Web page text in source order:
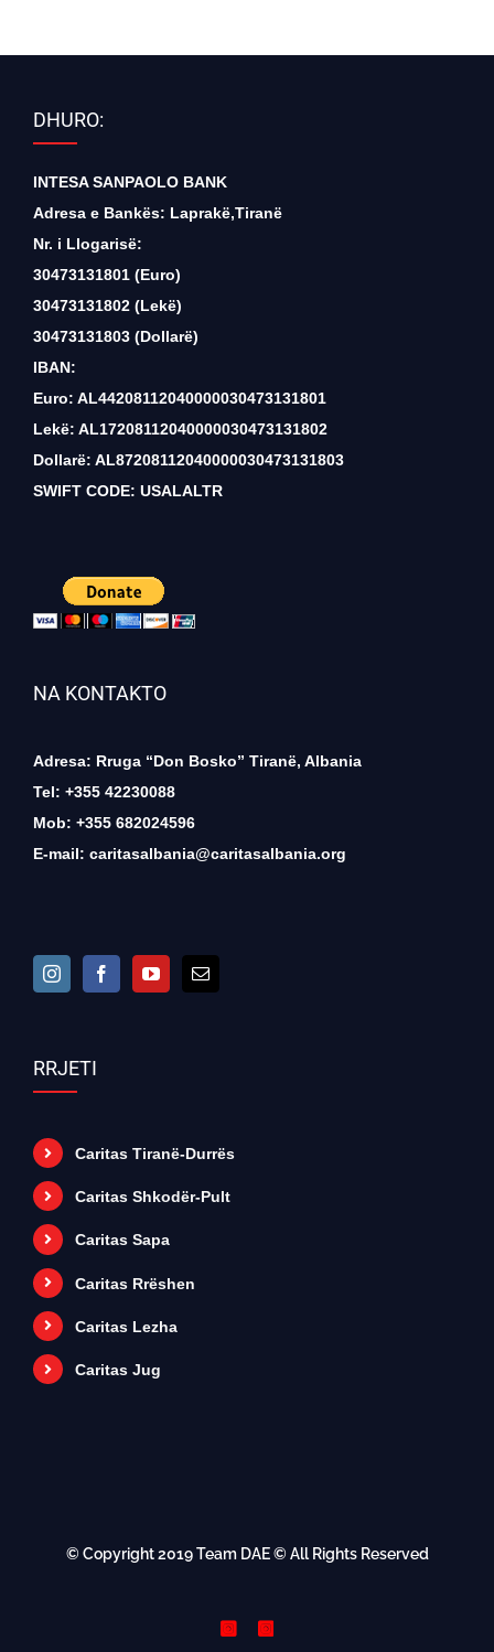
DHURO:
INTESA SANPAOLO BANK
Adresa e Bankës: Laprakë,Tiranë
Nr. i Llogarisë:
30473131801 (Euro)
30473131802 (Lekë)
30473131803 (Dollarë)
IBAN:
Euro: AL44208112040000030473131801
Lekë: AL17208112040000030473131802
Dollarë: AL87208112040000030473131803
SWIFT CODE: USALALTR
NA KONTAKTO
Adresa: Rruga “Don Bosko” Tiranë, Albania
Tel: +355 42230088
Mob: +355 682024596
E-mail: caritasalbania@caritasalbania.org
RRJETI
Caritas Tiranë-Durrës
Caritas Shkodër-Pult
Caritas Sapa
Caritas Rrëshen
Caritas Lezha
Caritas Jug
© Copyright 2019Team DAE© All Rights Reserved
InstagramInstagram